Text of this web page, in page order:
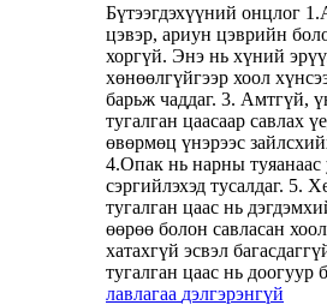
Бүтээгдэхүүний онцлог
цэвэр, ариун цэврийн
хоргүй. Энэ нь хүний
хөнөөлгүйгээр хоол
барьж чаддаг. 3. Амтгүй,
тугалган цаасаар савлах
өвөрмөц үнэрээс
4.Опак нь нарны туяанаас
сэргийлэхэд тусалдаг. 5.
тугалган цаас нь
өөрөө болон савласан
хатахгүй эсвэл
тугалган цаас нь доогуур
лавлагаа дэлгэрэнгүй